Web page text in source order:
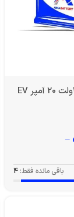
باتری یو پی اس 12ولت 20 آمپر EV
–
باقی مانده فقط: 4